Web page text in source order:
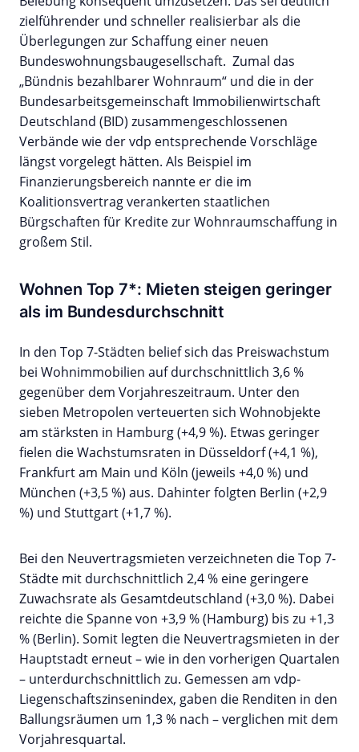
zielführender und schneller realisierbar als die
Überlegungen zur Schaffung einer neuen
Bundeswohnungsbaugesellschaft. Zumal das
„Bündnis bezahlbarer Wohnraum“ und die in der
Bundesarbeitsgemeinschaft Immobilienwirtschaft
Deutschland (BID) zusammengeschlossenen
Verbände wie der vdp entsprechende Vorschläge
längst vorgelegt hätten. Als Beispiel im
Finanzierungsbereich nannte er die im
Koalitionsvertrag verankerten staatlichen
Bürgschaften für Kredite zur Wohnraumschaffung in
großem Stil.
Wohnen Top 7*: Mieten steigen geringer
als im Bundesdurchschnitt
In den Top 7-Städten belief sich das Preiswachstum
bei Wohnimmobilien auf durchschnittlich 3,6 %
gegenüber dem Vorjahreszeitraum. Unter den
sieben Metropolen verteuerten sich Wohnobjekte
am stärksten in Hamburg (+4,9 %). Etwas geringer
fielen die Wachstumsraten in Düsseldorf (+4,1 %),
Frankfurt am Main und Köln (jeweils +4,0 %) und
München (+3,5 %) aus. Dahinter folgten Berlin (+2,9
%) und Stuttgart (+1,7 %).
Bei den Neuvertragsmieten verzeichneten die Top 7-
Städte mit durchschnittlich 2,4 % eine geringere
Zuwachsrate als Gesamtdeutschland (+3,0 %). Dabei
reichte die Spanne von +3,9 % (Hamburg) bis zu +1,3
% (Berlin). Somit legten die Neuvertragsmieten in der
Hauptstadt erneut – wie in den vorherigen Quartalen
– unterdurchschnittlich zu. Gemessen am vdp-
Liegenschaftszinsenindex, gaben die Renditen in den
Ballungsräumen um 1,3 % nach – verglichen mit dem
Vorjahresquartal.